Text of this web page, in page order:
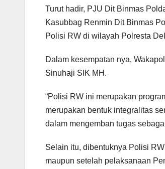
Turut hadir, PJU Dit Binmas
Kasubbag Renmin Dit Binmas
Polisi RW di wilayah Polresta
Dalam kesempatan nya,
Sinuhaji SIK MH.
“Polisi RW ini merupakan
merupakan bentuk integralitas
dalam mengemban tugas
Selain itu, dibentuknya Polisi
maupun setelah pelaksanaan